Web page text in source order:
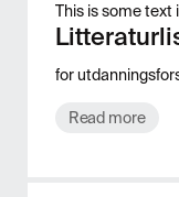
This is some text
for
Read more